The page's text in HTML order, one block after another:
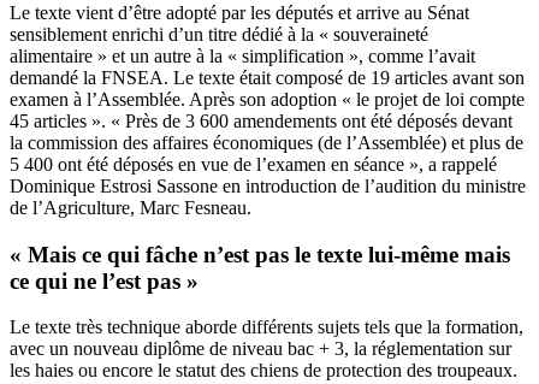
Le texte vient d’être adopté par les députés et arrive au Sénat
sensiblement enrichi d’un titre dédié à la « souveraineté
alimentaire » et un autre à la « simplification », comme l’avait
demandé la FNSEA. Le texte était composé de 19 articles avant son
examen à l’Assemblée. Après son adoption « le projet de loi compte
45 articles ». « Près de 3 600 amendements ont été déposés devant
la commission des affaires économiques (de l’Assemblée) et plus de
5 400 ont été déposés en vue de l’examen en séance », a rappelé
Dominique Estrosi Sassone en introduction de l’audition du ministre
de l’Agriculture, Marc Fesneau.
« Mais ce qui fâche n’est pas le texte lui-même mais
ce qui ne l’est pas »
Le texte très technique aborde différents sujets tels que la formation,
avec un nouveau diplôme de niveau bac + 3, la réglementation sur
les haies ou encore le statut des chiens de protection des troupeaux.